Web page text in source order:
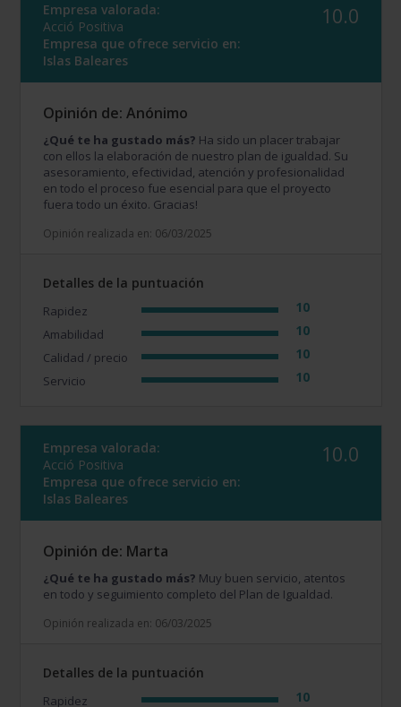
Empresa valorada:
Acció Positiva
Empresa que ofrece servicio en:
Islas Baleares
10.0
Opinión de: Anónimo
¿Qué te ha gustado más? Ha sido un placer trabajar
con ellos la elaboración de nuestro plan de igualdad. Su
asesoramiento, efectividad, atención y profesionalidad
en todo el proceso fue esencial para que el proyecto
fuera todo un éxito. Gracias!
Opinión realizada en: 06/03/2025
Detalles de la puntuación
Rapidez 10
Amabilidad 10
Calidad / precio 10
Servicio 10
Empresa valorada:
Acció Positiva
Empresa que ofrece servicio en:
Islas Baleares
10.0
Opinión de: Marta
¿Qué te ha gustado más? Muy buen servicio, atentos
en todo y seguimiento completo del Plan de Igualdad.
Opinión realizada en: 06/03/2025
Detalles de la puntuación
Rapidez 10